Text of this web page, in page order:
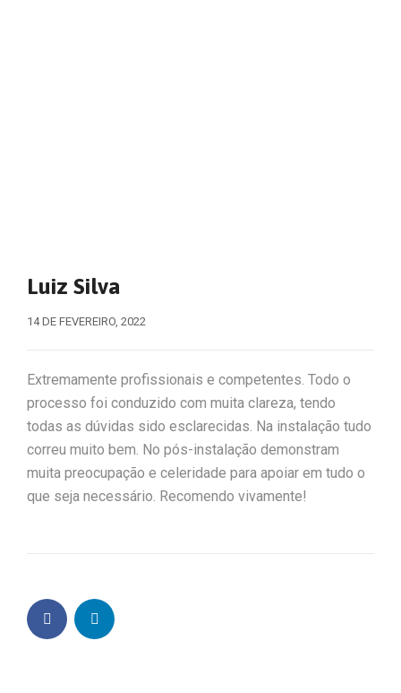
Luiz Silva
14 DE FEVEREIRO, 2022
Extremamente profissionais e competentes. Todo o
processo foi conduzido com muita clareza, tendo
todas as dúvidas sido esclarecidas. Na instalação tudo
correu muito bem. No pós-instalação demonstram
muita preocupação e celeridade para apoiar em tudo o
que seja necessário. Recomendo vivamente!